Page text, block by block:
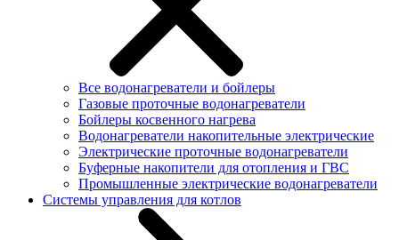
Все водонагреватели и бойлеры
Газовые проточные водонагреватели
Бойлеры косвенного нагрева
Водонагреватели накопительные электрические
Электрические проточные водонагреватели
Буферные накопители для отопления и ГВС
Промышленные электрические водонагреватели
Системы управления для котлов